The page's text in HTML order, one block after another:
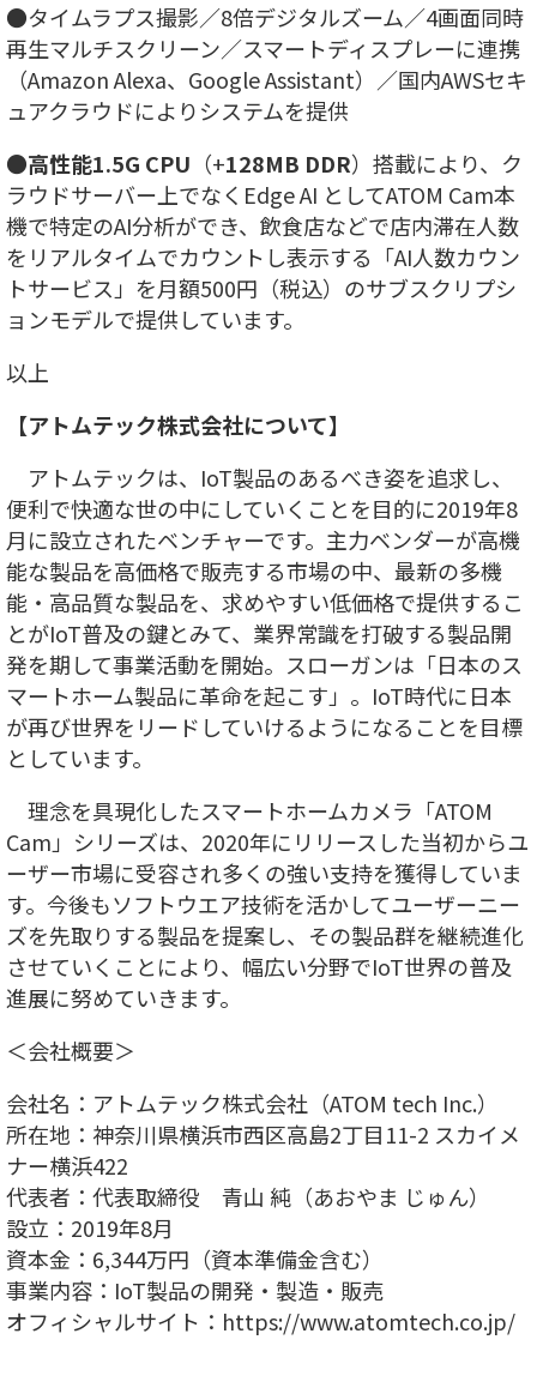
●タイムラプス撮影／8倍デジタルズーム／4画面同時
再生マルチスクリーン／スマートディスプレーに連携
（Amazon Alexa、Google Assistant）／国内AWSセキ
ュアクラウドによりシステムを提供
●高性能1.5G CPU （+128MB DDR）搭載により、ク
ラウドサーバー上でなくEdge AI としてATOM Cam本
機で特定のAI分析ができ、飲食店などで店内滞在人数
をリアルタイムでカウントし表示する「AI人数カウン
トサービス」を月額500円（税込）のサブスクリプシ
ョンモデルで提供しています。
以上
【アトムテック株式会社について】
アトムテックは、IoT製品のあるべき姿を追求し、
便利で快適な世の中にしていくことを目的に2019年8
月に設立されたベンチャーです。主力ベンダーが高機
能な製品を高価格で販売する市場の中、最新の多機
能・高品質な製品を、求めやすい低価格で提供するこ
とがIoT普及の鍵とみて、業界常識を打破する製品開
発を期して事業活動を開始。スローガンは「日本のス
マートホーム製品に革命を起こす」。IoT時代に日本
が再び世界をリードしていけるようになることを目標
としています。
理念を具現化したスマートホームカメラ「ATOM
Cam」シリーズは、2020年にリリースした当初からユ
ーザー市場に受容され多くの強い支持を獲得していま
す。今後もソフトウエア技術を活かしてユーザーニー
ズを先取りする製品を提案し、その製品群を継続進化
させていくことにより、幅広い分野でIoT世界の普及
進展に努めていきます。
＜会社概要＞
会社名：アトムテック株式会社（ATOM tech Inc.）
所在地：神奈川県横浜市西区高島2丁目11-2 スカイメ
ナー横浜422
代表者：代表取締役 青山 純（あおやま じゅん）
設立：2019年8月
資本金：6,344万円（資本準備金含む）
事業内容：IoT製品の開発・製造・販売
オフィシャルサイト：https://www.atomtech.co.jp/